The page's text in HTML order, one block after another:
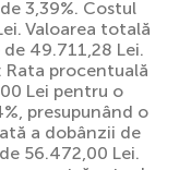
3,39%. Costul
Valoarea totală
49.711,28 Lei.
Rata procentuală
Lei pentru o
presupunând o
a dobânzii de
56.472,00 Lei.